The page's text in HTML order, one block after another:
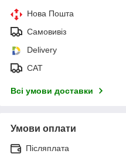
Нова Пошта
Самовивіз
Delivery
САТ
Всі умови доставки
Умови оплати
Післяплата